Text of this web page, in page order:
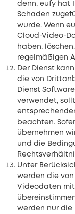
denn, eufy hat
Schaden
wurde. Wenn
Cloud-Video-
haben,
regelmäßigen
Der Dienst
die von
Dienst
verwendet,
beachten.
übernehmen
und die
Unter
werden die
Videodaten
werden nur die